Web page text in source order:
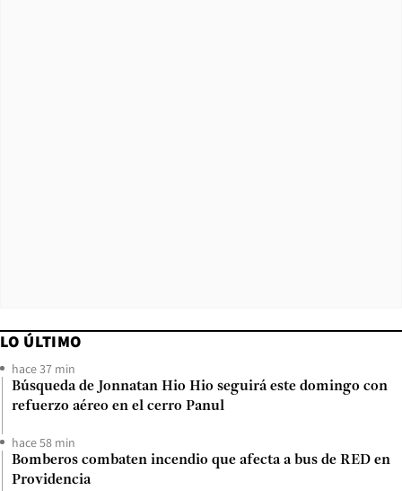
LO ÚLTIMO
hace 37 min
Búsqueda de Jonnatan Hio Hio seguirá este domingo con
refuerzo aéreo en el cerro Panul
hace 58 min
Bomberos combaten incendio que afecta a bus de RED en
Providencia